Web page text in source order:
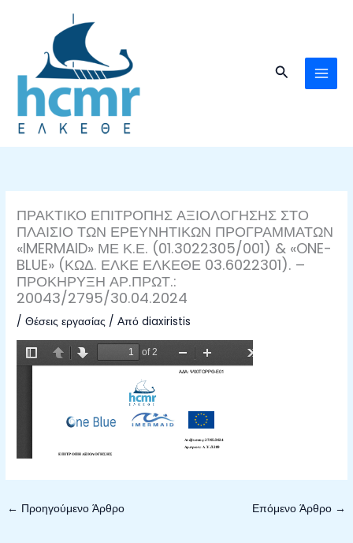
περιεχόμενο
Αναζήτηση
ΠΡΑΚΤΙΚΟ ΕΠΙΤΡΟΠΗΣ ΑΞΙΟΛΟΓΗΣΗΣ ΣΤΟ
ΠΛΑΙΣΙΟ ΤΩΝ ΕΡΕΥΝΗΤΙΚΩΝ ΠΡΟΓΡΑΜΜΑΤΩΝ
«IMERMAID» ΜΕ Κ.Ε. (01.3022305/001) & «ONE-
BLUE» (ΚΩΔ. ΕΛΚΕ ΕΛΚΕΘΕ 03.6022301). –
ΠΡΟΚΗΡΥΞΗ ΑΡ.ΠΡΩΤ.:
20043/2795/30.04.2024
/Θέσεις εργασίας / Απόdiaxiristis
← Προηγούμενο Άρθρο Επόμενο Άρθρο →